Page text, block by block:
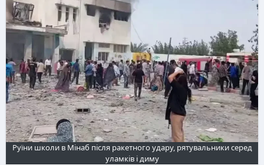
Руїни школи в Мінаб після ракетного удару, рятувальники серед
уламків і диму